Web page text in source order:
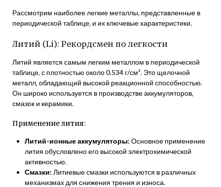
Рассмотрим наиболее легкие металлы‚ представленные в
периодической таблице‚ и их ключевые характеристики.
Литий (Li): Рекордсмен по легкости
Литий является самым легким металлом в периодической
таблице‚ с плотностью около 0.534 г/см³. Это щелочной
металл‚ обладающий высокой реакционной способностью.
Он широко используется в производстве аккумуляторов‚
смазок и керамики.
Применение лития:
Литий-ионные аккумуляторы: Основное применение
лития обусловлено его высокой электрохимической
активностью.
Смазки: Литиевые смазки используются в различных
механизмах для снижения трения и износа.